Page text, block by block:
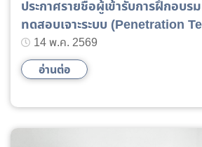
ประกาศรายชื่อผู้เข้ารับการฝึกอบร
ทดสอบเจาะระบบ (Penetration
14 พ.ค. 2569
อ่านต่อ